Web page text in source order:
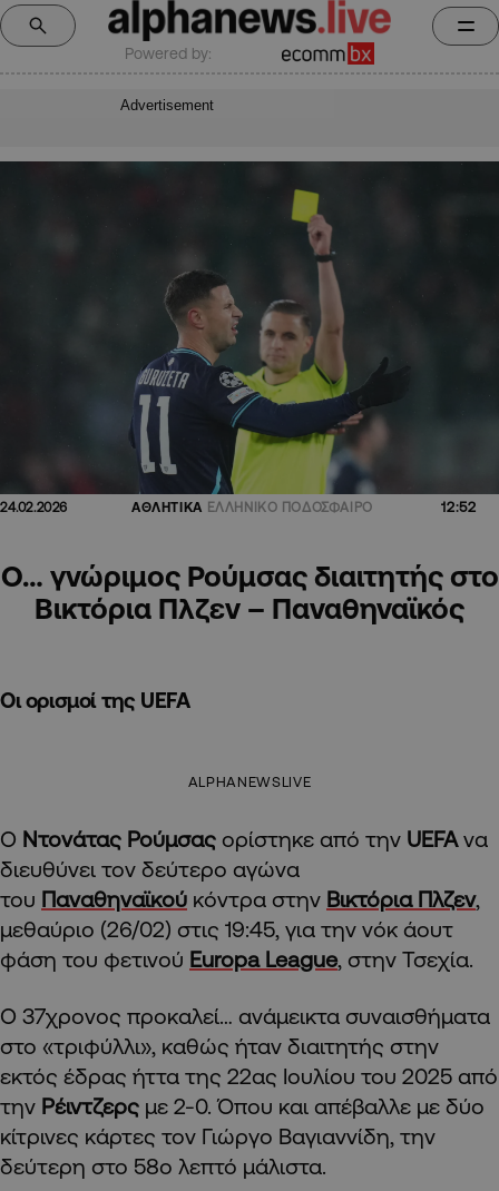
Powered by:
Advertisement
24.02.2026 ΑΘΛΗΤΙΚΑ ΕΛΛΗΝΙΚΟ ΠΟΔΟΣΦΑΙΡΟ 12:52
Ο… γνώριμος Ρούμσας διαιτητής στο
Βικτόρια Πλζεν – Παναθηναϊκός
Οι ορισμοί της UEFA
ALPHANEWSLIVE
Ο Ντονάτας Ρούμσας ορίστηκε από την UEFAνα
διευθύνει τον δεύτερο αγώνα
του Παναθηναϊκού κόντρα στην Βικτόρια Πλζεν,
μεθαύριο (26/02) στις 19:45, για την νόκ άουτ
φάση του φετινού Europa League, στην Τσεχία.
Ο 37χρονος προκαλεί… ανάμεικτα συναισθήματα
στο «τριφύλλι», καθώς ήταν διαιτητής στην
εκτός έδρας ήττα της 22ας Ιουλίου του 2025 από
την Ρέιντζερς με 2-0. Όπου και απέβαλλε με δύο
κίτρινες κάρτες τον Γιώργο Βαγιαννίδη, την
δεύτερη στο 58ο λεπτό μάλιστα.